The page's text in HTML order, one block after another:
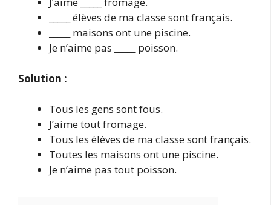
_____ élèves de ma classe sont français.
_____ maisons ont une piscine.
Je n’aime pas _____ poisson.
Solution :
Tous les gens sont fous.
J’aime tout fromage.
Tous les élèves de ma classe sont français.
Toutes les maisons ont une piscine.
Je n’aime pas tout poisson.